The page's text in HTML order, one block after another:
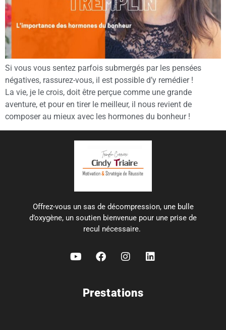
Si vous vous sentez parfois submergés par les pensées
négatives, rassurez-vous, il est possible d’y remédier !
La vie, je le crois, doit être perçue comme une grande
aventure, et pour en tirer le meilleur, il nous revient de
composer au mieux avec les hormones du bonheur !
Offrez-vous un sas de décompression, une bulle
d’oxygène, un soutien bienvenue pour une prise de
recul nécessaire.
Prestations